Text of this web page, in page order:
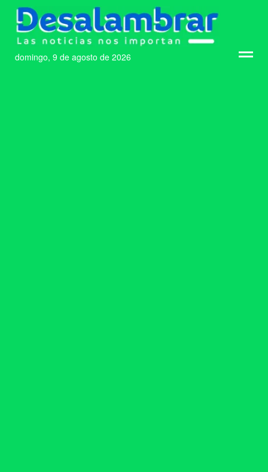
domingo, 9 de agosto de 2026